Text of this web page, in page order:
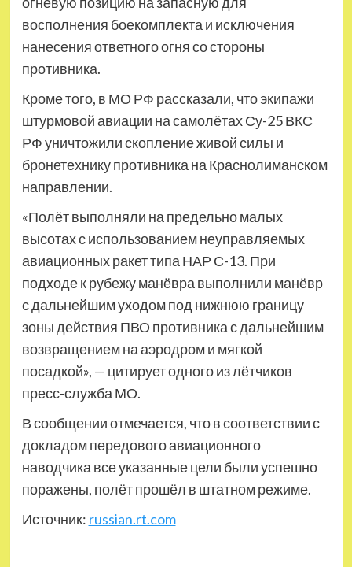
восполнения боекомплекта и исключения
нанесения ответного огня со стороны
противника.
Кроме того, в МО РФ рассказали, что экипажи
штурмовой авиации на самолётах Су-25 ВКС
РФ уничтожили скопление живой силы и
бронетехнику противника на Краснолиманском
направлении.
«Полёт выполняли на предельно малых
высотах с использованием неуправляемых
авиационных ракет типа НАР С-13. При
подходе к рубежу манёвра выполнили манёвр
с дальнейшим уходом под нижнюю границу
зоны действия ПВО противника с дальнейшим
возвращением на аэродром и мягкой
посадкой», — цитирует одного из лётчиков
пресс-служба МО.
В сообщении отмечается, что в соответствии с
докладом передового авиационного
наводчика все указанные цели были успешно
поражены, полёт прошёл в штатном режиме.
Источник: russian.rt.com